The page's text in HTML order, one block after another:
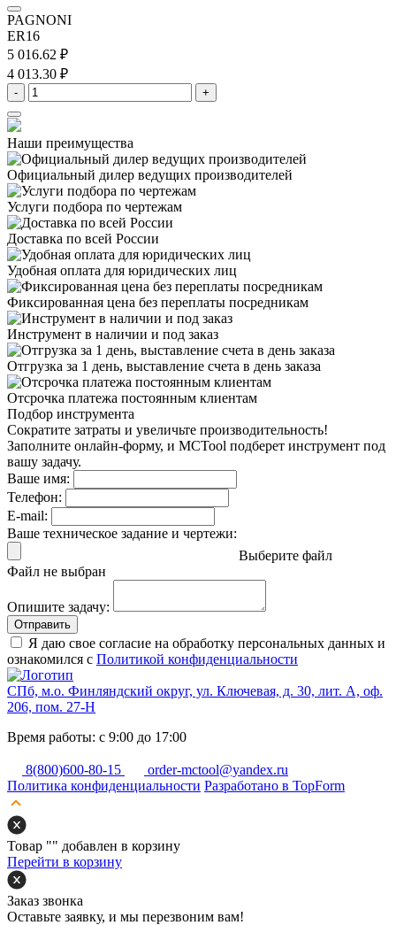
PAGNONI
ER16
5 016.62 ₽
4 013.30 ₽
- +
Наши преимущества
Официальный дилер ведущих производителей
Услуги подбора по чертежам
Доставка по всей России
Удобная оплата для юридических лиц
Фиксированная цена без переплаты посредникам
Инструмент в наличии и под заказ
Отгрузка за 1 день, выставление счета в день заказа
Отсрочка платежа постоянным клиентам
Подбор инструмента
Сократите затраты и увеличьте производительность!
Заполните онлайн-форму, и MCTool подберет инструмент под
вашу задачу.
Ваше имя:
Телефон:
E-mail:
Ваше техническое задание и чертежи:
Выберите файл
Файл не выбран
Опишите задачу:
Отправить
Я даю свое согласие на обработку персональных данных и
ознакомился с Политикой конфиденциальности
СПб, м.о. Финляндский округ, ул. Ключевая, д. 30, лит. А, оф.
206, пом. 27-Н
Время работы: с 9:00 до 17:00
8(800)600-80-15
order-mctool@yandex.ru
Политика конфиденциальности Разработано в TopForm
Товар "" добавлен в корзину
Перейти в корзину
Заказ звонка
Оставьте заявку, и мы перезвоним вам!